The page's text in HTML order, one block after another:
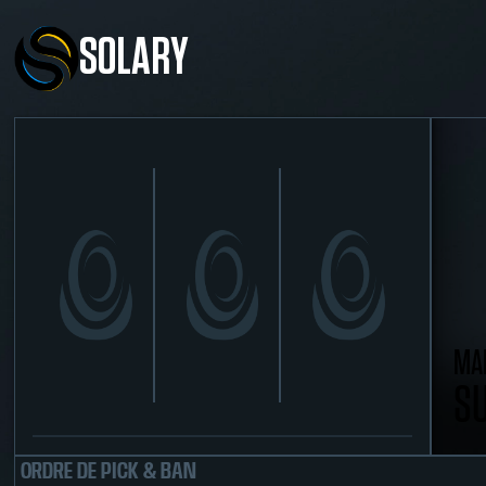
SOLARY
ORDRE DE PICK & BAN